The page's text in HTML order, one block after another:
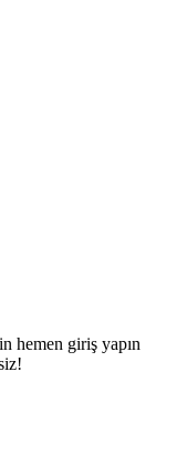
hemen giriş yapın